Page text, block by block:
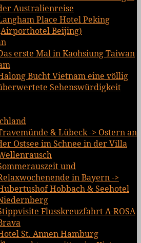
Australienreise
Place Hotel Peking
Beijing)
erste Mal in Kaohsiung Taiwan
Bucht Vietnam eine völlig
Sehenswürdigkeit
& Lübeck -> Ostern an
Ostsee im Schnee in der Villa
und
in Bayern ->
Hobbach & Seehotel
Flusskreuzfahrt A-ROSA
St. Annen Hamburg